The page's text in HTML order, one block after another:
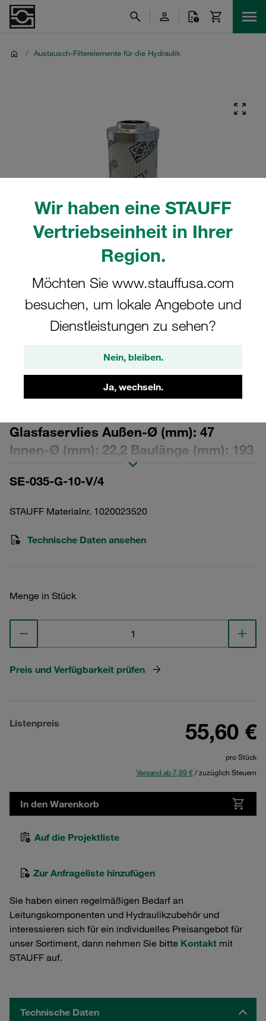
Wir haben eine STAUFF
Vertriebseinheit in Ihrer
Region.
Möchten Sie www.stauffusa.com
besuchen, um lokale Angebote und
Dienstleistungen zu sehen?
Nein, bleiben.
Ja, wechseln.
/ Austausch-Filterelemente für die Hydraulik
tatsächlichen Produkt abweichen.
Austausch-Filterelement für Druckfilter
Glasfaservlies Außen-Ø (mm): 47
Innen-Ø (mm): 22,2 Baulänge (mm): 193
Dichtung: FPM, β-Wert >200
SE-035-G-10-V/4
STAUFF Materialnr. 1020023520
Technische Daten ansehen
Menge in Stück
Preis und Verfügbarkeit prüfen
Listenpreis 55,60 €
pro Stück
Versand ab 7,99 €/ zuzüglich Steuern
In den Warenkorb
Auf die Projektliste
Zur Anfrageliste hinzufügen
Sie haben einen regelmäßigen Bedarf an
Leitungskomponenten und Hydraulikzubehör und
interessieren sich für ein individuelles Preisangebot für
unser Sortiment, dann nehmen Sie bitte Kontakt mit
STAUFF auf.
Technische Daten